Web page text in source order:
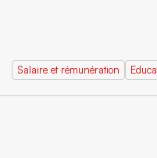
Salaire et rémunération